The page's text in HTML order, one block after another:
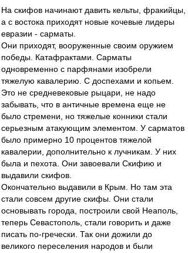
На скифов начинают давить кельты, фракийцы,
а с востока приходят новые кочевые лидеры
евразии - сарматы.
Они приходят, вооруженные своим оружием
победы. Катафрактами. Сарматы
одновременно с парфянами изобрели
тяжелую кавалерию. С доспехами и копьем.
Это не средневековые рыцари, не надо
забывать, что в античные времена еще не
было стремени, но тяжелые конники стали
серьезным атакующим элементом. У сарматов
было примерно 10 процентов тяжелой
кавалерии, дополнительно к лучникам. У них
была и пехота. Они завоевали Скифию и
выдавили скифов.
Окончательно выдавили в Крым. Но там эта
стали совсем другие скифы. Они стали
основывать города, построили свой Неаполь,
теперь Севастополь, стали говорить и даже
писать по-гречески. Так они дожили до
великого переселения народов и были